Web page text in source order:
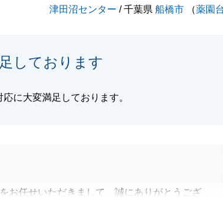
津田沼センター / 千葉県船橋市 （薬園
しております
に大変満足しております。
お任せいただきまして、誠にありがとうござ